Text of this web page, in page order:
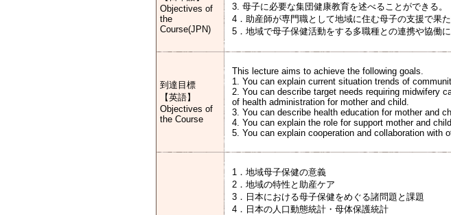
Objectives of
the
Course(JPN)
3. 母子に必要な集団健康教育を述べることができる。
4．助産師が専門職として地域に住む母子の支援で果た
5．地域で母子保健活動をする多職種との連携や協働に
到達目標
【英語】
Objectives of
the Course
This lecture aims to achieve the following goals.
1. You can explain current situation trends of
2. You can describe target needs requiring midwifery
of health administration for mother and child.
3. You can describe health education for mother and
4. You can explain the role for support mother and
5. You can explain cooperation and collaboration with
1．地域母子保
2．地域の
3．日本における母
4．日本の人口動態統計・母体保護統計